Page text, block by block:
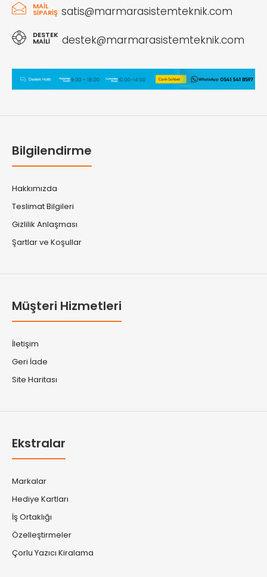
MAIL
SIPARIŞ satis@marmarasistemteknik.com
DESTEK
MAILI destek@marmarasistemteknik.com
Bilgilendirme
Hakkımızda
Teslimat Bilgileri
Gizlilik Anlaşması
Şartlar ve Koşullar
Müşteri Hizmetleri
İletişim
Geri İade
Site Haritası
Ekstralar
Markalar
Hediye Kartları
İş Ortaklığı
Özelleştirmeler
Çorlu Yazıcı Kiralama